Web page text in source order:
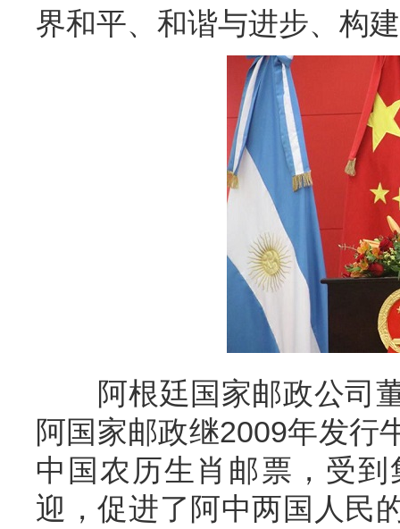
界和平、和谐与进步、构
阿根廷国家邮政公司董
阿国家邮政继2009年发行
中国农历生肖邮票，受
迎，促进了阿中两国人民